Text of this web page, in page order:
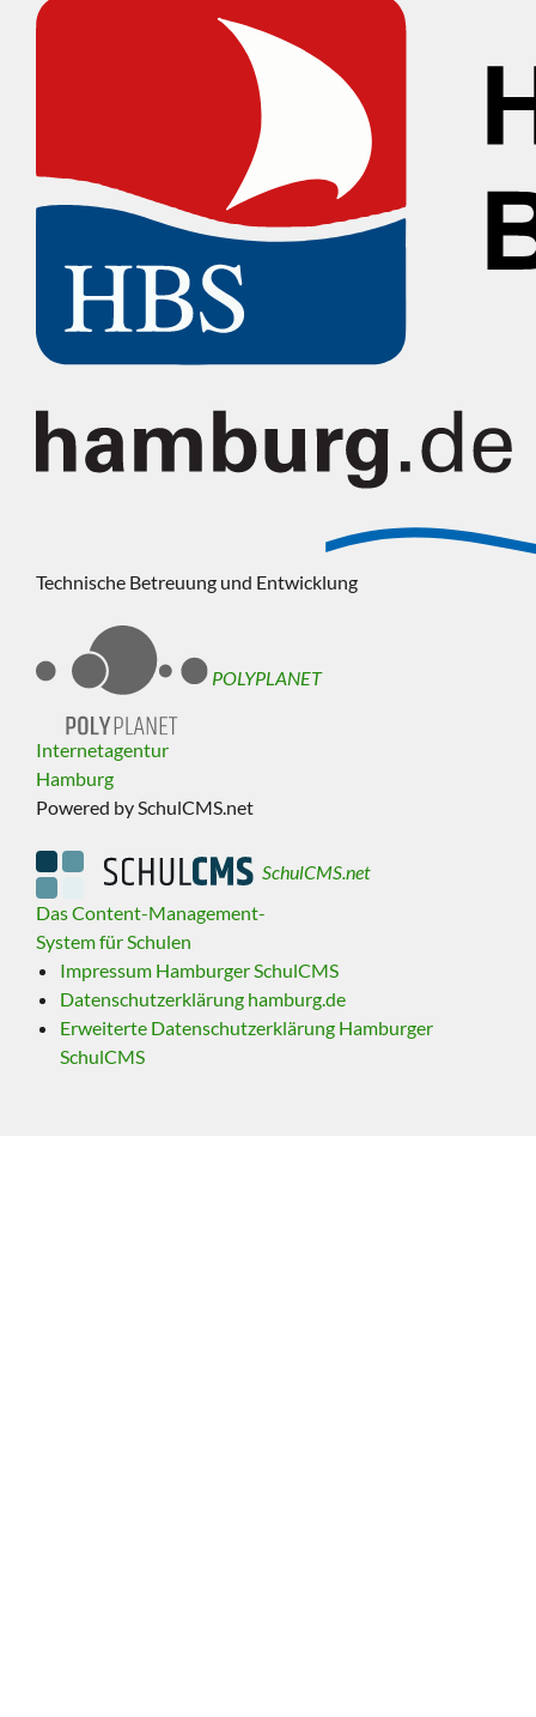
Technische Betreuung und Entwicklung
POLYPLANET
Internetagentur
Hamburg
Powered by SchulCMS.net
SchulCMS.net
Das Content-Management-
System für Schulen
Impressum Hamburger SchulCMS
Datenschutzerklärung hamburg.de
Erweiterte Datenschutzerklärung Hamburger
SchulCMS